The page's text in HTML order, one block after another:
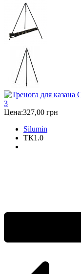
Цена:327,00 грн
Silumin
ТК1.0